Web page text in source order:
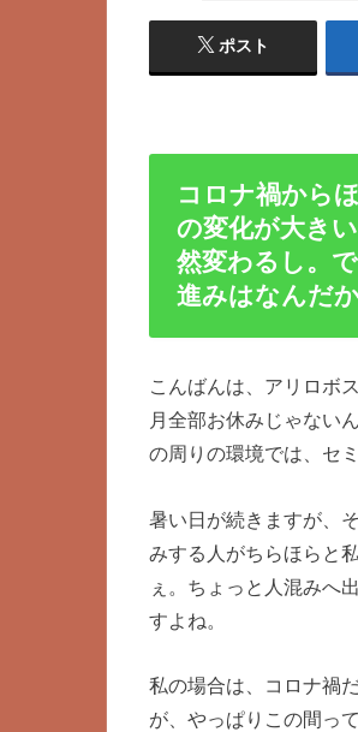
ポスト
コロナ禍から
の変化が大き
然変わるし。
進みはなんだ
こんばんは、アリロボ
月全部お休みじゃない
の周りの環境では、セ
暑い日が続きますが、
みする人がちらほらと
ぇ。ちょっと人混みへ
すよね。
私の場合は、コロナ禍
が、やっぱりこの間っ